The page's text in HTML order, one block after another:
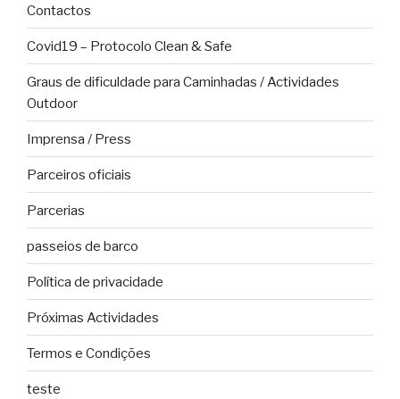
Contactos
Covid19 – Protocolo Clean & Safe
Graus de dificuldade para Caminhadas / Actividades
Outdoor
Imprensa / Press
Parceiros oficiais
Parcerias
passeios de barco
Política de privacidade
Próximas Actividades
Termos e Condições
teste